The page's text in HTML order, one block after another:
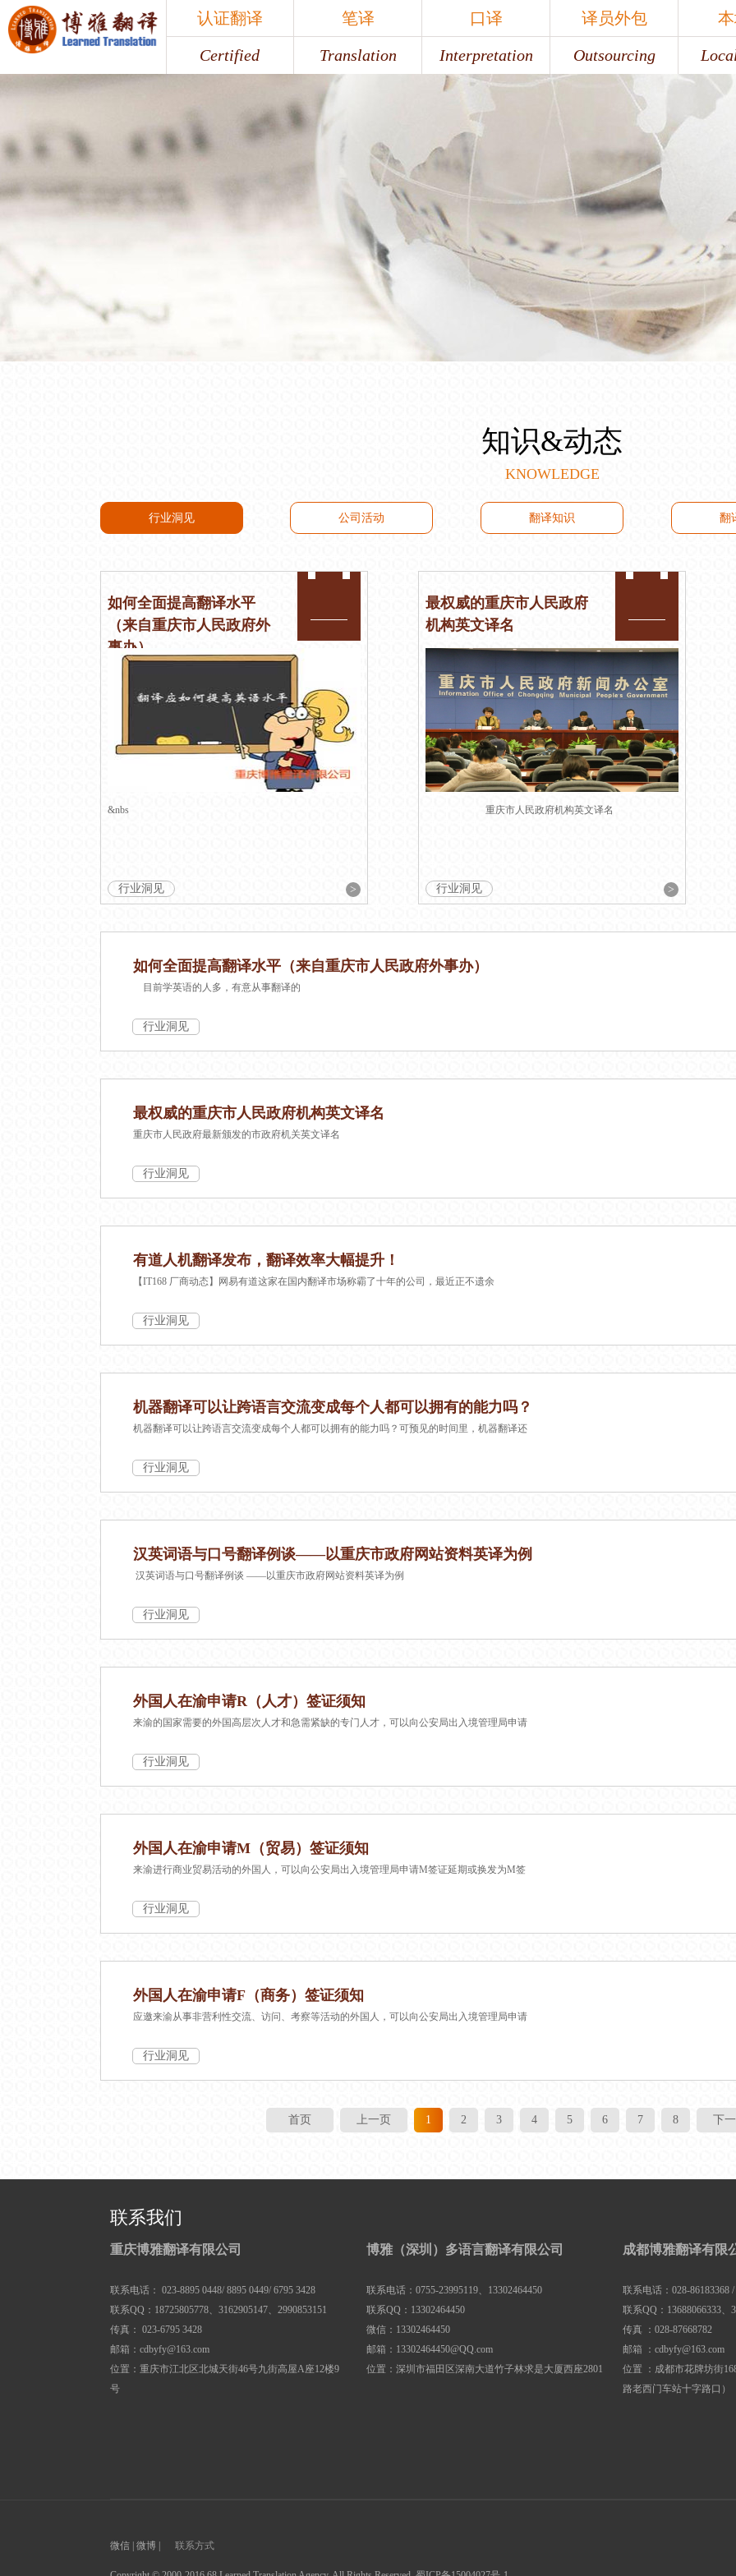
认证翻译
Certified
笔译
Translation
口译
Interpretation
口译
译员外包
Outsourcing
译员外包
知识&动态
KNOWLEDGE
行业洞见 公司活动 翻译知识 翻
如何全面提高翻译水平
（来自重庆市人民政府外
事办）
&nbs
行业洞见 >
最权威的重庆市人民政府
机构英文译名
重庆市人民政府机构英文译名
行业洞见 >
如何全面提高翻译水平（来自重庆市人民政府外事办）
目前学英语的人多，有意从事翻译的
行业洞见
最权威的重庆市人民政府机构英文译名
重庆市人民政府最新颁发的市政府机关英文译名
行业洞见
有道人机翻译发布，翻译效率大幅提升​！
【IT168 厂商动态】网易有道这家在国内翻译市场称霸了十年的公司，最近正不遗余
行业洞见
机器翻译可以让跨语言交流变成每个人都可以拥有的能力吗？
机器翻译可以让跨语言交流变成每个人都可以拥有的能力吗？可预见的时间里，机器翻译还
行业洞见
汉英词语与口号翻译例谈——以重庆市政府网站资料英译为例
汉英词语与口号翻译例谈 ——以重庆市政府网站资料英译为例
行业洞见
外国人在渝申请R（人才）签证须知
来渝的国家需要的外国高层次人才和急需紧缺的专门人才，可以向公安局出入境管理局申请
行业洞见
外国人在渝申请M（贸易）签证须知
来渝进行商业贸易活动的外国人，可以向公安局出入境管理局申请M签证延期或换发为M签
行业洞见
外国人在渝申请F（商务）签证须知
应邀来渝从事非营利性交流、访问、考察等活动的外国人，可以向公安局出入境管理局申请
行业洞见
首页 上一页 1 2 3 4 5 6 7 8 下
联系我们
重庆博雅翻译有限公司
联系电话： 023-8895 0448/ 8895 0449/ 6795 3428
联系QQ：18725805778、3162905147、2990853151
传真： 023-6795 3428
邮箱：cdbyfy@163.com
位置：重庆市江北区北城天街46号九街高屋A座12楼9
号
博雅（深圳）多语言翻译有限公司
联系电话：0755-23995119、13302464450
联系QQ：13302464450
微信：13302464450
邮箱：13302464450@QQ.com
位置：深圳市福田区深南大道竹子林求是大厦西座2801
成都博雅翻译有限
联系电话：028-86183368 /
联系QQ：13688066333、
传真 ：028-87668782
邮箱 ：cdbyfy@163.com
位置 ：成都市花牌坊街
路老西门车站十字路口）
微信 | 微博 | 联系方式